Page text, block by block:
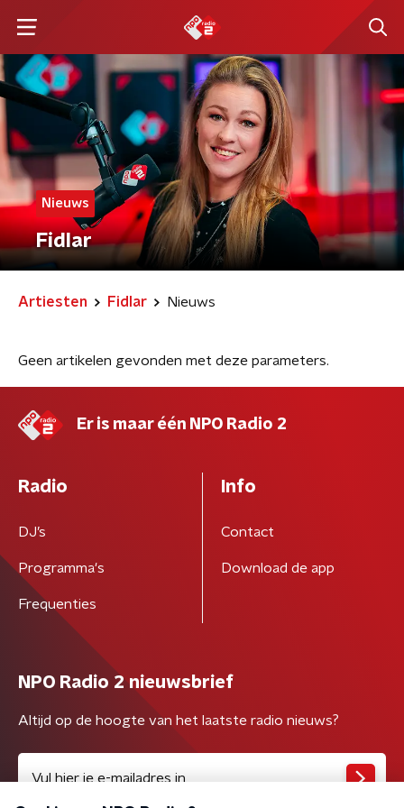
Nieuws
Fidlar
Artiesten Fidlar Nieuws
Geen artikelen gevonden met deze parameters.
Er is maar één NPO Radio 2
Radio
DJ’s
Programma's
Frequenties
Info
Contact
Download de app
NPO Radio 2 nieuwsbrief
Altijd op de hoogte van het laatste radio nieuws?